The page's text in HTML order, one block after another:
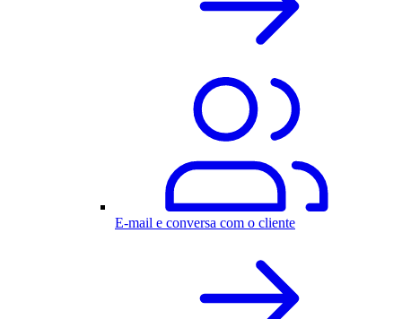
E-mail e conversa com o cliente